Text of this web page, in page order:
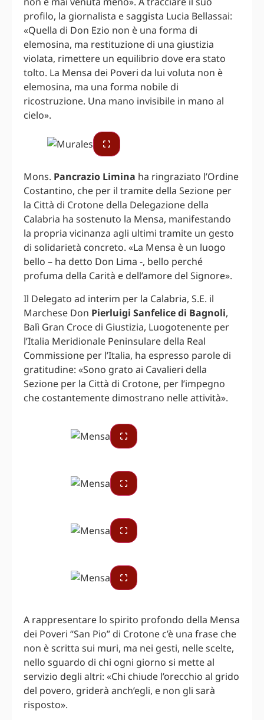
profilo, la giornalista e saggista Lucia Bellassai:
«Quella di Don Ezio non è una forma di
elemosina, ma restituzione di una giustizia
violata, rimettere un equilibrio dove era stato
tolto. La Mensa dei Poveri da lui voluta non è
elemosina, ma una forma nobile di
ricostruzione. Una mano invisibile in mano al
cielo».
Mons. Pancrazio Limina ha ringraziato l’Ordine
Costantino, che per il tramite della Sezione per
la Città di Crotone della Delegazione della
Calabria ha sostenuto la Mensa, manifestando
la propria vicinanza agli ultimi tramite un gesto
di solidarietà concreto. «La Mensa è un luogo
bello – ha detto Don Lima -, bello perché
profuma della Carità e dell’amore del Signore».
Il Delegato ad interim per la Calabria, S.E. il
Marchese Don Pierluigi Sanfelice di Bagnoli,
Balì Gran Croce di Giustizia, Luogotenente per
l’Italia Meridionale Peninsulare della Real
Commissione per l’Italia, ha espresso parole di
gratitudine: «Sono grato ai Cavalieri della
Sezione per la Città di Crotone, per l’impegno
che costantemente dimostrano nelle attività».
A rappresentare lo spirito profondo della Mensa
dei Poveri “San Pio” di Crotone c’è una frase che
non è scritta sui muri, ma nei gesti, nelle scelte,
nello sguardo di chi ogni giorno si mette al
servizio degli altri: «Chi chiude l’orecchio al grido
del povero, griderà anch’egli, e non gli sarà
risposto».